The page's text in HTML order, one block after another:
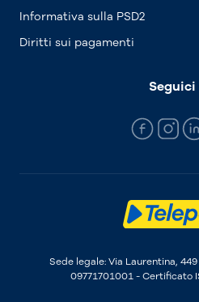
Informativa sulla PSD2
Diritti sui pagamenti
Seguici
Sede legale: Via Laurentina, 449
09771701001 - Certificato